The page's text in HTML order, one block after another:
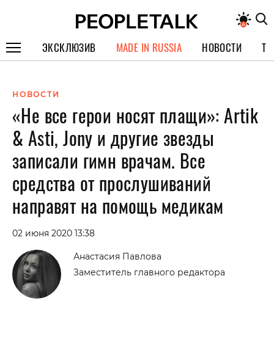
ЭКСКЛЮЗИВ
СПЕЦПРОЕКТЫ
ИНТЕРВЬЮ
ПОКОЛЕНИЕ
MADE IN RUSSIA НОВОСТИ
НОВОСТИ
«Не все герои носят плащи»: Artik
& Asti, Jony и другие звезды
записали гимн врачам. Все
средства от прослушиваний
направят на помощь медикам
02 июня 2020 13:38
Анастасия Павлова
Заместитель главного редактора